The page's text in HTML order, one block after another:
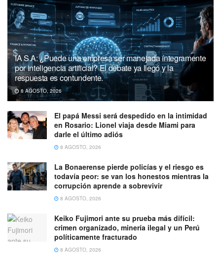
IA S.A: ¿Puede una empresa ser manejada íntegramente
por inteligencia artificial? El debate ya llegó y la
respuesta es contundente.
8 AGOSTO, 2026
El papá Messi será despedido en la intimidad
en Rosario: Lionel viaja desde Miami para
darle el último adiós
8 AGOSTO, 2026
La Bonaerense pierde policías y el riesgo es
todavía peor: se van los honestos mientras la
corrupción aprende a sobrevivir
8 AGOSTO, 2026
Keiko Fujimori ante su prueba más difícil:
crimen organizado, minería ilegal y un Perú
políticamente fracturado
8 AGOSTO, 2026